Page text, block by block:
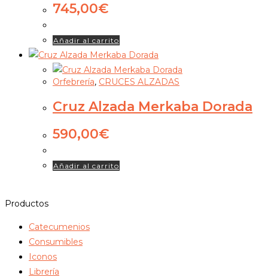
745,00€
Añadir al carrito
Orfebrería, CRUCES ALZADAS
Cruz Alzada Merkaba Dorada
590,00€
Añadir al carrito
Productos
Catecumenios
Consumibles
Iconos
Librería